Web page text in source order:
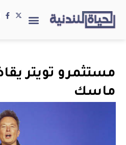
مستثمرو تويتر
ماسك